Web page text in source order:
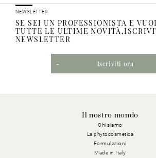
NEWSLETTER
SE SEI UN PROFESSIONISTA E
TUTTE LE ULTIME
NEWSLETTER
Iscriviti ora
Il nostro mondo
Chi siamo
La phytocosmetica
Formulazioni
Made in Italy